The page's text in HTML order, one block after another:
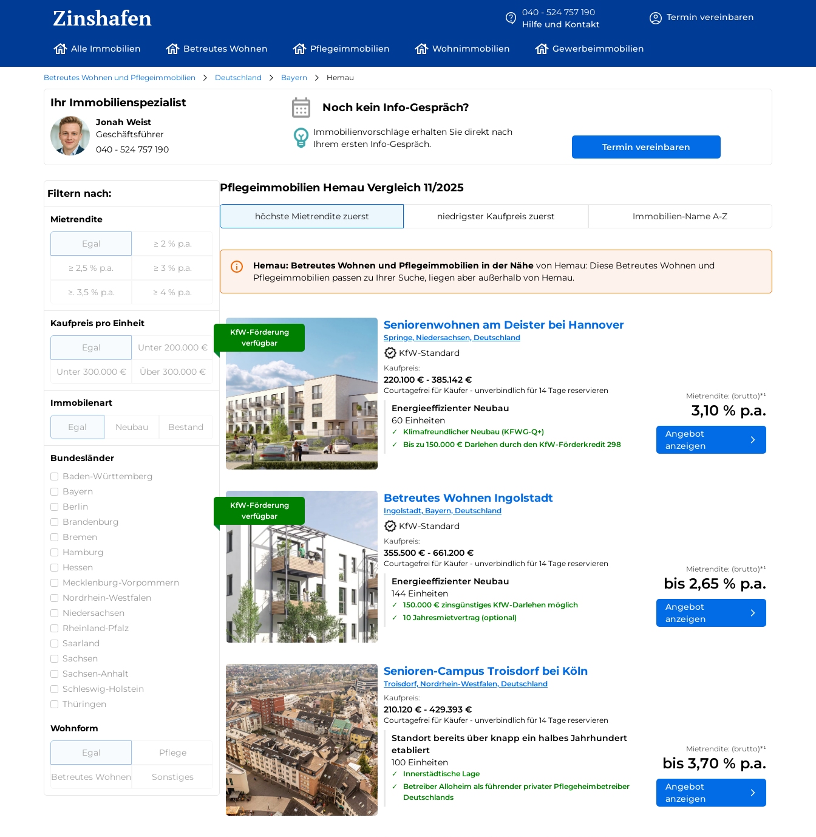
Zinshafen
040 - 524 757 190
Hilfe und Kontakt
Termin vereinbaren
Alle Immobilien Betreutes Wohnen Pflegeimmobilien Wohnimmobilien Gewerbeimmobilien
Betreutes Wohnen und Pflegeimmobilien Deutschland Bayern Hemau
Ihr Immobilienspezialist
Jonah Weist
Geschäftsführer
040 - 524 757 190
Noch kein Info-Gespräch?
Immobilienvorschläge erhalten Sie direkt nach
Ihrem ersten Info-Gespräch.
Termin vereinbaren
Filtern nach:
Mietrendite
Egal ≥ 2 % p.a.
≥ 2,5 % p.a. ≥ 3 % p.a.
≥. 3,5 % p.a. ≥ 4 % p.a.
Kaufpreis pro Einheit
Egal Unter 200.000 €
Unter 300.000 € Über 300.000 €
Immobilenart
Egal Neubau Bestand
Bundesländer
Baden-Württemberg
Bayern
Berlin
Brandenburg
Bremen
Hamburg
Hessen
Mecklenburg-Vorpommern
Nordrhein-Westfalen
Niedersachsen
Rheinland-Pfalz
Saarland
Sachsen
Sachsen-Anhalt
Schleswig-Holstein
Thüringen
Wohnform
Egal Pflege
Betreutes Wohnen Sonstiges
Pflegeimmobilien Hemau Vergleich 11/2025
höchste Mietrendite zuerst niedrigster Kaufpreis zuerst Immobilien-Name A-Z
Hemau: Betreutes Wohnen und Pflegeimmobilien in der Nähe von Hemau: Diese Betreutes Wohnen und
Pflegeimmobilien passen zu Ihrer Suche, liegen aber außerhalb von Hemau.
KfW-Förderung
verfügbar
Seniorenwohnen am Deister bei Hannover
Springe, Niedersachsen, Deutschland
KfW-Standard
Kaufpreis:
220.100 € - 385.142 €
Courtagefrei für Käufer - unverbindlich für 14 Tage reservieren
Energieeffizienter Neubau
60 Einheiten
✓
Klimafreundlicher Neubau (KFWG-Q+)
✓
Bis zu 150.000 € Darlehen durch den KfW-Förderkredit 298
Mietrendite: (brutto)*¹
3,10 % p.a.
Angebot
anzeigen
KfW-Förderung
verfügbar
Betreutes Wohnen Ingolstadt
Ingolstadt, Bayern, Deutschland
KfW-Standard
Kaufpreis:
355.500 € - 661.200 €
Courtagefrei für Käufer - unverbindlich für 14 Tage reservieren
Energieeffizienter Neubau
144 Einheiten
✓
150.000 € zinsgünstiges KfW-Darlehen möglich
✓
10 Jahresmietvertrag (optional)
Mietrendite: (brutto)*¹
bis 2,65 % p.a.
Angebot
anzeigen
Senioren-Campus Troisdorf bei Köln
Troisdorf, Nordrhein-Westfalen, Deutschland
Kaufpreis:
210.120 € - 429.393 €
Courtagefrei für Käufer - unverbindlich für 14 Tage reservieren
Standort bereits über knapp ein halbes Jahrhundert
etabliert
100 Einheiten
✓
Innerstädtische Lage
✓
Betreiber Alloheim als führender privater Pflegeheimbetreiber
Deutschlands
Mietrendite: (brutto)*¹
bis 3,70 % p.a.
Angebot
anzeigen